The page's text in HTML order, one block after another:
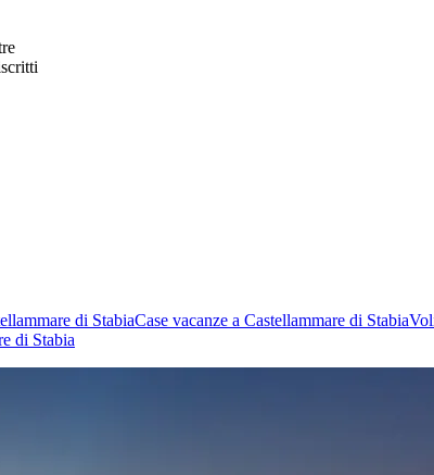
di StabiaCase vacanze a Castellammare di Stabia
di Stabia